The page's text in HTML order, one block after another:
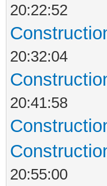
20:22:52
20:32:04
20:41:58
20:55:00